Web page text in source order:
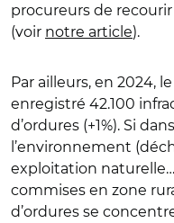
procureurs de
(voir notre article).
Par ailleurs, en 2024,
enregistré 42.100
d’ordures (+1%). Si
l’environnement
exploitation
commises en zone
d’ordures se